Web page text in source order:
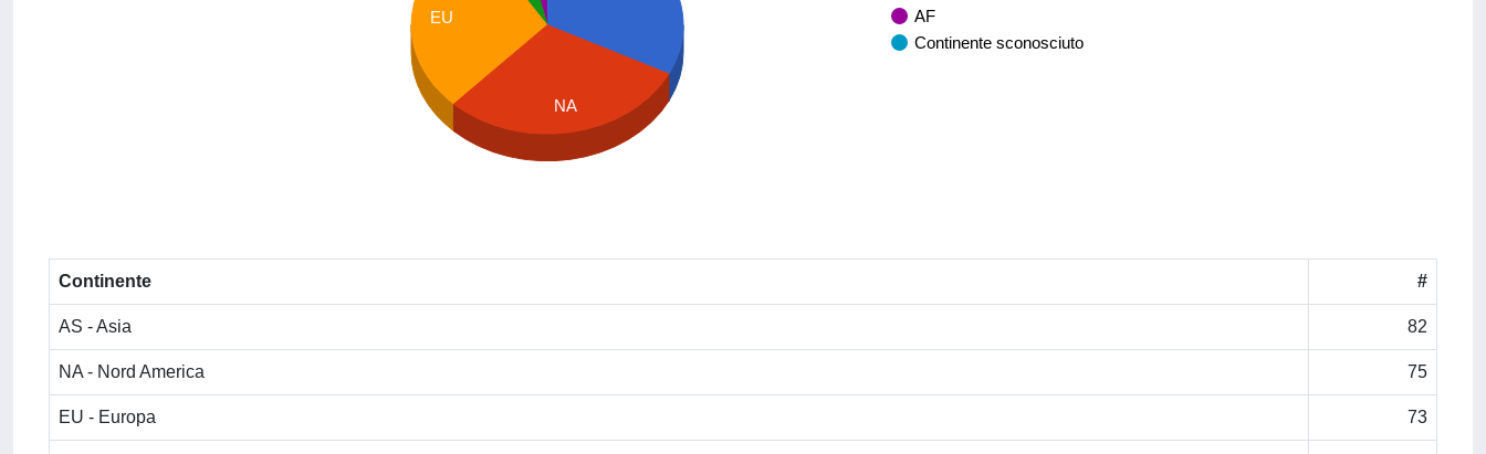
AF
Continente sconosciuto
EU
NA
Continente #
AS - Asia 82
NA - Nord America 75
EU - Europa 73